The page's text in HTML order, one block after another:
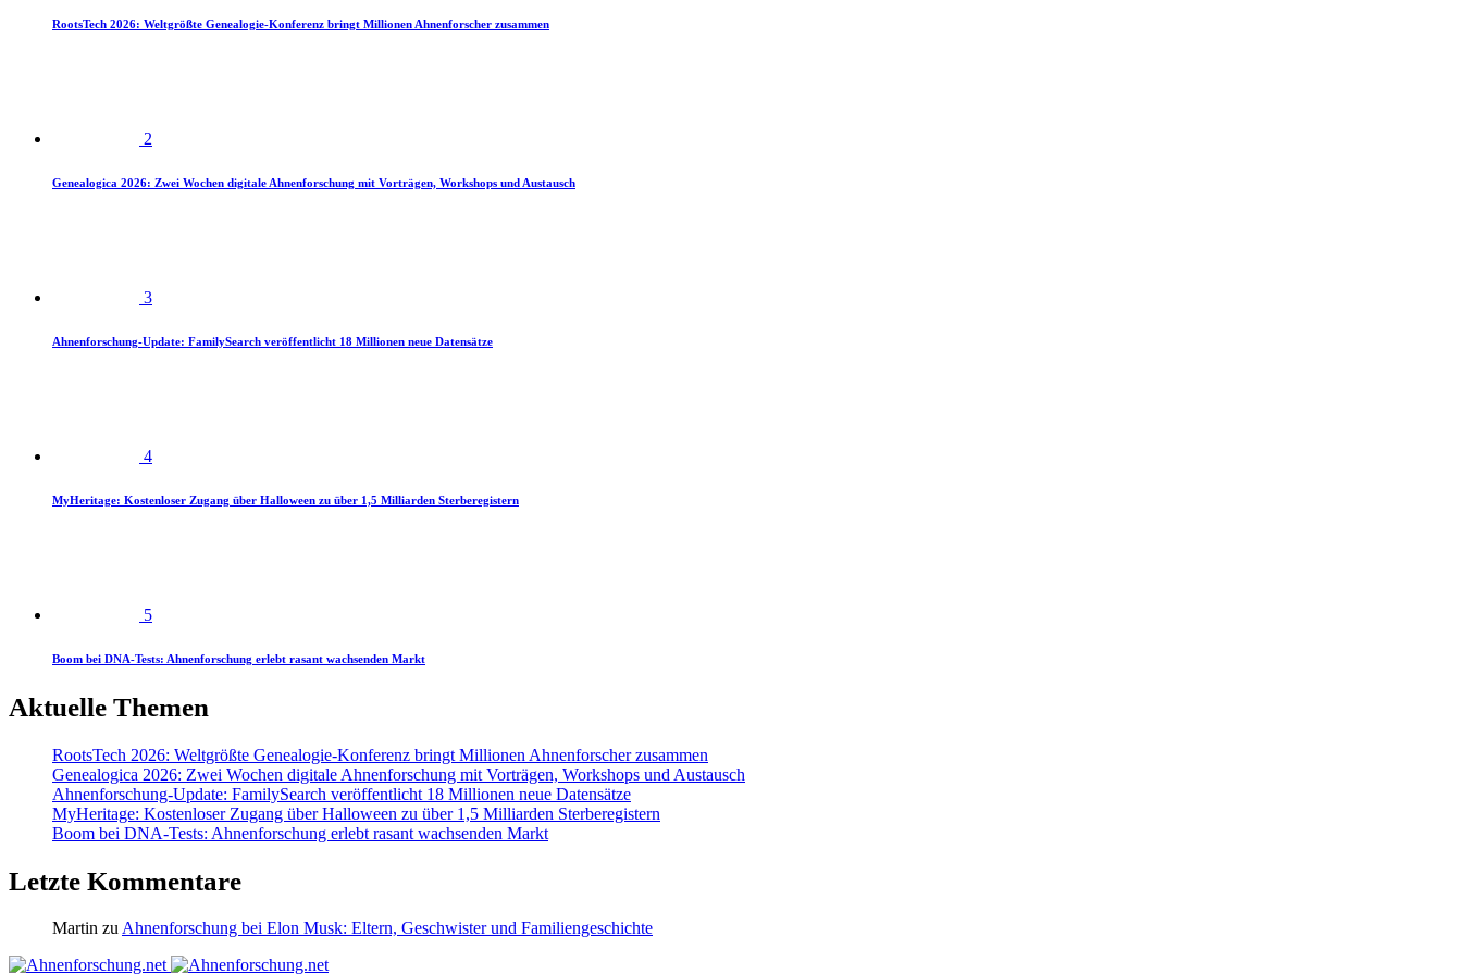
RootsTech 2026: Weltgrößte Genealogie-Konferenz bringt Millionen Ahnenforscher zusammen
2
Genealogica 2026: Zwei Wochen digitale Ahnenforschung mit Vorträgen, Workshops und Austausch
3
Ahnenforschung-Update: FamilySearch veröffentlicht 18 Millionen neue Datensätze
4
MyHeritage: Kostenloser Zugang über Halloween zu über 1,5 Milliarden Sterberegistern
5
Boom bei DNA-Tests: Ahnenforschung erlebt rasant wachsenden Markt
Aktuelle Themen
RootsTech 2026: Weltgrößte Genealogie-Konferenz bringt Millionen Ahnenforscher zusammen
Genealogica 2026: Zwei Wochen digitale Ahnenforschung mit Vorträgen, Workshops und Austausch
Ahnenforschung-Update: FamilySearch veröffentlicht 18 Millionen neue Datensätze
MyHeritage: Kostenloser Zugang über Halloween zu über 1,5 Milliarden Sterberegistern
Boom bei DNA-Tests: Ahnenforschung erlebt rasant wachsenden Markt
Letzte Kommentare
Martin zu Ahnenforschung bei Elon Musk: Eltern, Geschwister und Familiengeschichte